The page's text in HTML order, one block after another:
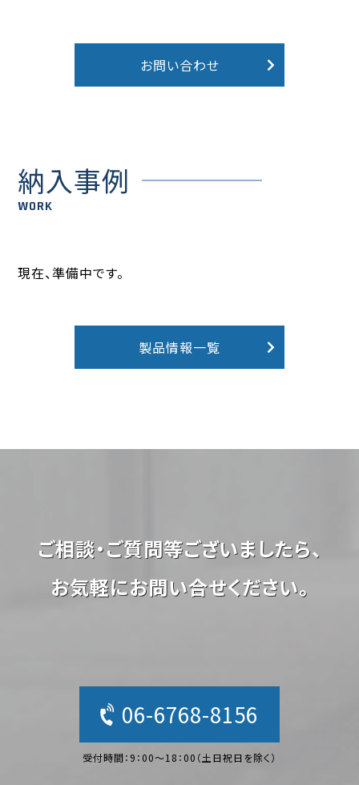
お問い合わせ
納入事例
WORK
現在、準備中です。
製品情報一覧
ご相談・ご質問等ございましたら、
お気軽にお問い合せください。
06-6768-8156
受付時間：9：00〜18：00（土日祝日を除く）